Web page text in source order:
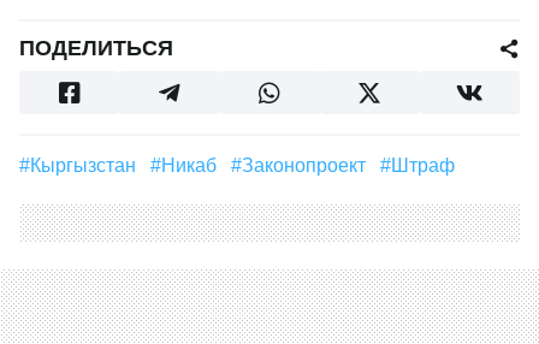
ПОДЕЛИТЬСЯ
#Кыргызстан #никаб #законопроект #штраф